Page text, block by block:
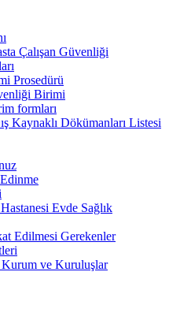
Çalışan Güvenliği
Prosedürü
Birimi
formları
Kaynaklı Dökümanları Listesi
Evde Sağlık
Edilmesi Gerekenler
Kurum ve Kuruluşlar